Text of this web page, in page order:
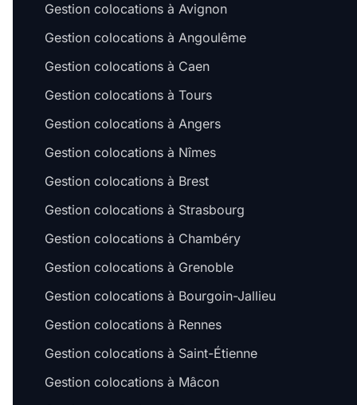
Gestion colocations à Avignon
Gestion colocations à Angoulême
Gestion colocations à Caen
Gestion colocations à Tours
Gestion colocations à Angers
Gestion colocations à Nîmes
Gestion colocations à Brest
Gestion colocations à Strasbourg
Gestion colocations à Chambéry
Gestion colocations à Grenoble
Gestion colocations à Bourgoin-Jallieu
Gestion colocations à Rennes
Gestion colocations à Saint-Étienne
Gestion colocations à Mâcon